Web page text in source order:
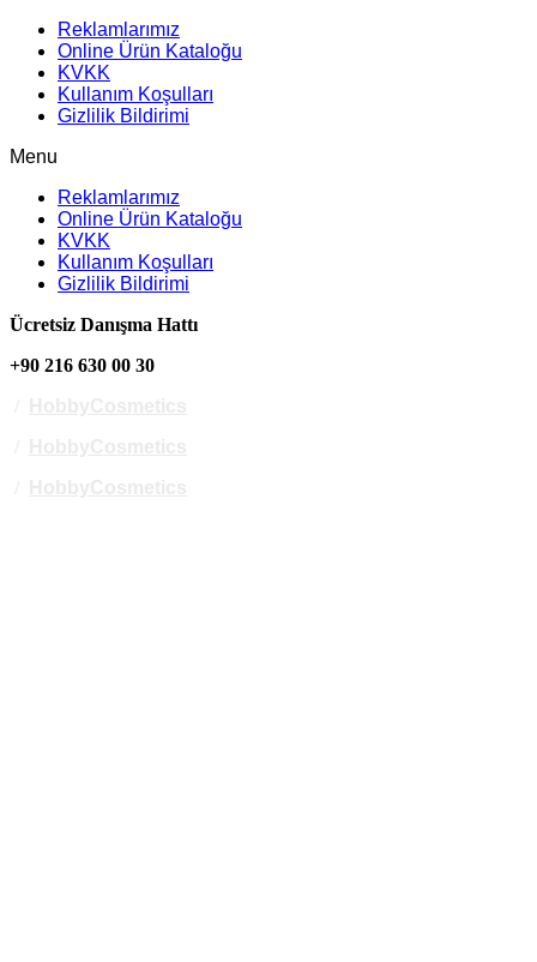
Reklamlarımız
Online Ürün Kataloğu
KVKK
Kullanım Koşulları
Gizlilik Bildirimi
Menu
Reklamlarımız
Online Ürün Kataloğu
KVKK
Kullanım Koşulları
Gizlilik Bildirimi
Ücretsiz Danışma Hattı
+90 216 630 00 30